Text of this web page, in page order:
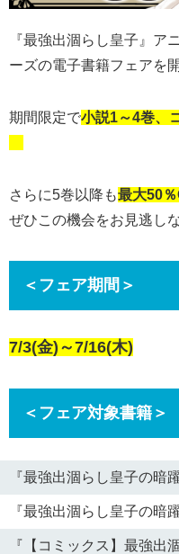
『最強出涸らし皇子』ア
ーズの電子書籍フェアを
期間限定で小説1～4巻、
さらに5巻以降も最大50％
ぜひこの機会をお見逃し
＜フェア期間＞
7/3(金)～7/16(木)
＜フェア対象書籍＞
『最強出涸らし皇子の暗
『最強出涸らし皇子の暗
『【コミックス】最強出